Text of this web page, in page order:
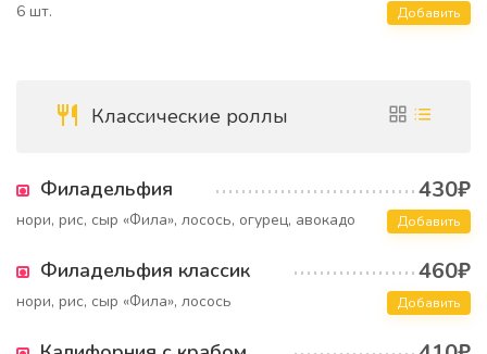
6 шт. Добавить
Классические роллы
Филадельфия 430₽
нори, рис, сыр «Фила», лосось, огурец, авокадо Добавить
Филадельфия классик 460₽
нори, рис, сыр «Фила», лосось Добавить